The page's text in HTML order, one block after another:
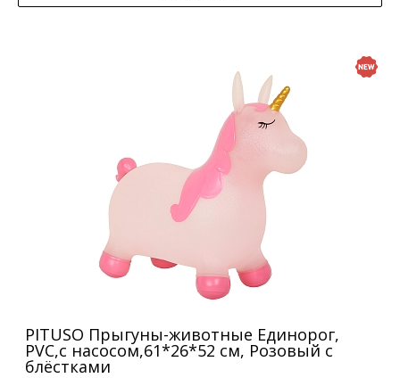
PITUSO Прыгуны-животные Единорог,
PVC,с насосом,61*26*52 см, Розовый с
блёстками